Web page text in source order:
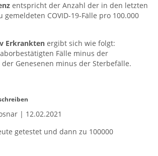
entspricht der Anzahl der in den letzten
gemeldeten COVID-19-Fälle pro 100.000
Erkrankten ergibt sich wie folgt:
Fälle minus der
Genesenen minus der Sterbefälle.
| 12.02.2021
getestet und dann zu 100000